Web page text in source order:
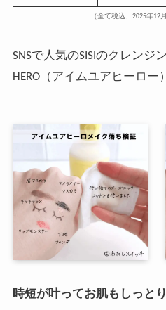
（全て税込、2025年12
SNSで人気のSISIのクレンジ
HERO（アイムユアヒーロー
時短が叶ってお肌もしっと